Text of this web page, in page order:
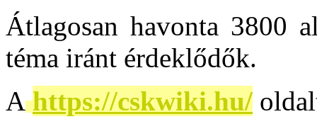
Átlagosan havonta 3800
téma iránt érdeklődők.
A https://cskwiki.hu/